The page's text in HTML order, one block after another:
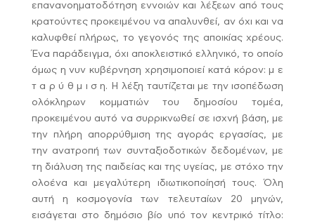
επανανοηματοδότηση εννοιών και λέξεων από τους
κρατούντες προκειμένου να απαλυνθεί, αν όχι και να
καλυφθεί πλήρως, το γεγονός της αποικίας χρέους.
Ένα παράδειγμα, όχι αποκλειστικό ελληνικό, το οποίο
όμως η νυν κυβέρνηση χρησιμοποιεί κατά κόρον: μ ε
τ α ρ ύ θ μ ι σ η. Η λέξη ταυτίζεται με την ισοπέδωση
ολόκληρων κομματιών του δημοσίου τομέα,
προκειμένου αυτό να συρρικνωθεί σε ισχνή βάση, με
την πλήρη απορρύθμιση της αγοράς εργασίας, με
την ανατροπή των συνταξιοδοτικών δεδομένων, με
τη διάλυση της παιδείας και της υγείας, με στόχο την
ολοένα και μεγαλύτερη ιδιωτικοποίησή τους. Όλη
αυτή η κοσμογονία των τελευταίων 20 μηνών,
εισάγεται στο δημόσιο βίο υπό τον κεντρικό τίτλο: